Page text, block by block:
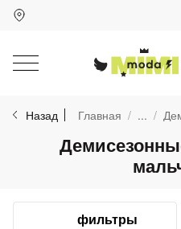
Назад Главная ...
фильтры
Для клиентов всех банков
Разбейте
оплатуна